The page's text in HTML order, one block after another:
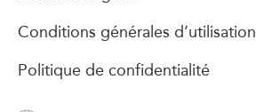
Conditions générales d’utilisation
Politique de confidentialité